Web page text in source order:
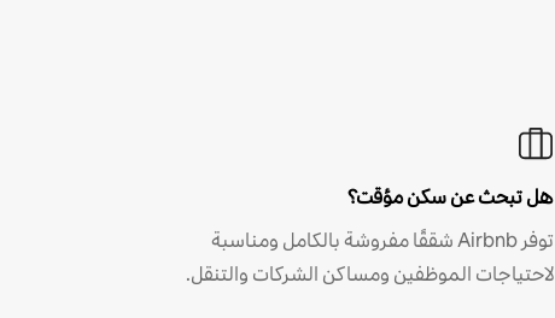
هل تبحث عن سكن مؤقت؟
توفر Airbnb شققًا مفروشة بالكامل ومناسبة
لاحتياجات الموظفين ومساكن الشركات والتنقل.